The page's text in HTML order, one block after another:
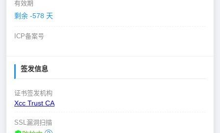
有效期
剩余 -578 天
ICP备案号
签发信息
证书签发机构
Xcc Trust CA
SSL漏洞扫描